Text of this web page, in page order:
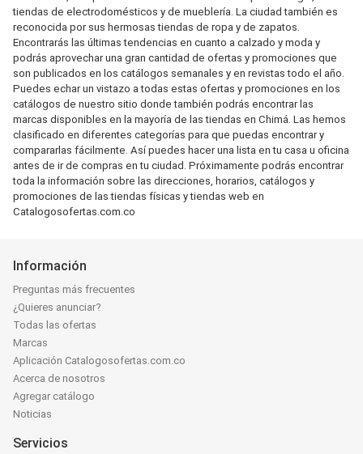
tiendas de electrodomésticos y de mueblería. La ciudad también es
reconocida por sus hermosas tiendas de ropa y de zapatos.
Encontrarás las últimas tendencias en cuanto a calzado y moda y
podrás aprovechar una gran cantidad de ofertas y promociones que
son publicados en los catálogos semanales y en revistas todo el año.
Puedes echar un vistazo a todas estas ofertas y promociones en los
catálogos de nuestro sitio donde también podrás encontrar las
marcas disponibles en la mayoría de las tiendas en Chimá. Las hemos
clasificado en diferentes categorías para que puedas encontrar y
compararlas fácilmente. Así puedes hacer una lista en tu casa u oficina
antes de ir de compras en tu ciudad. Próximamente podrás encontrar
toda la información sobre las direcciones, horarios, catálogos y
promociones de las tiendas físicas y tiendas web en
Catalogosofertas.com.co
Información
Preguntas más frecuentes
¿Quieres anunciar?
Todas las ofertas
Marcas
Aplicación Catalogosofertas.com.co
Acerca de nosotros
Agregar catálogo
Noticias
Servicios